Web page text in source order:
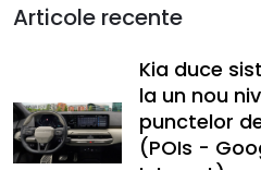
Articole recente
Kia duce
la un nou
punctelor
(POIs -